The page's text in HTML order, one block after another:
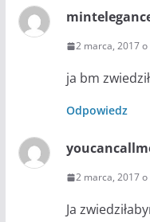
2 marca, 2017 o
ja bm
Odpowiedz
2 marca, 2017 o
Ja